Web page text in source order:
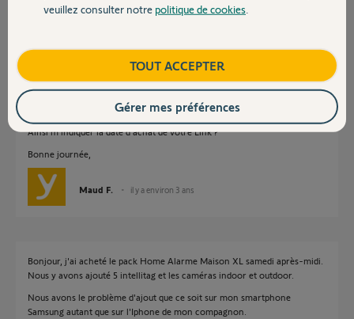
ContactJACKY M. il y a environ 3 ans
Bonjour Hélène,
Pouvez-vous tester sur un autre smartphone l'ajout des équipements ?
Ainsi m'indiquer la date d'achat de votre Link ?
Bonne journée,
Maud F. il y a environ 3 ans
Bonjour, j'ai acheté le pack Home Alarme Maison XL samedi après-midi.
Nous y avons ajouté 5 intellitag et les caméras indoor et outdoor.
Nous avons le problème d'ajout que ce soit sur mon smartphone
Samsung autant que sur l'Iphone de mon compagnon.
veuillez consulter notre politique de cookies
TOUT ACCEPTER
Gérer mes préférences